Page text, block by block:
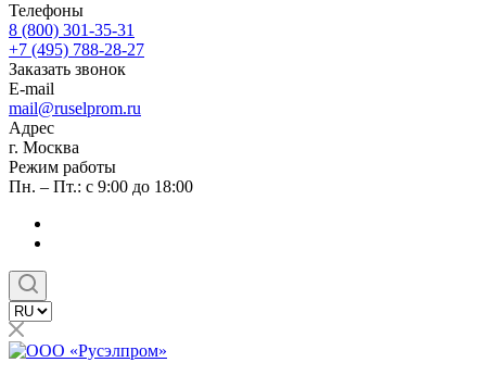
Телефоны
8 (800) 301-35-31
+7 (495) 788-28-27
Заказать звонок
E-mail
mail@ruselprom.ru
Адрес
г. Москва
Режим работы
Пн. – Пт.: с 9:00 до 18:00